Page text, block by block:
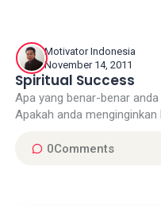
Motivator Indonesia
November 14, 2011
Spiritual Success
Apa yang benar-benar
Apakah anda menginginkan
0Comments